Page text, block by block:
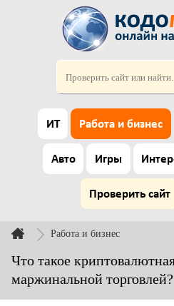
ИТ Работа и бизнес
Авто Игры
Проверить сайт
Работа и бизнес
Что такое
маржинальной торговлей?